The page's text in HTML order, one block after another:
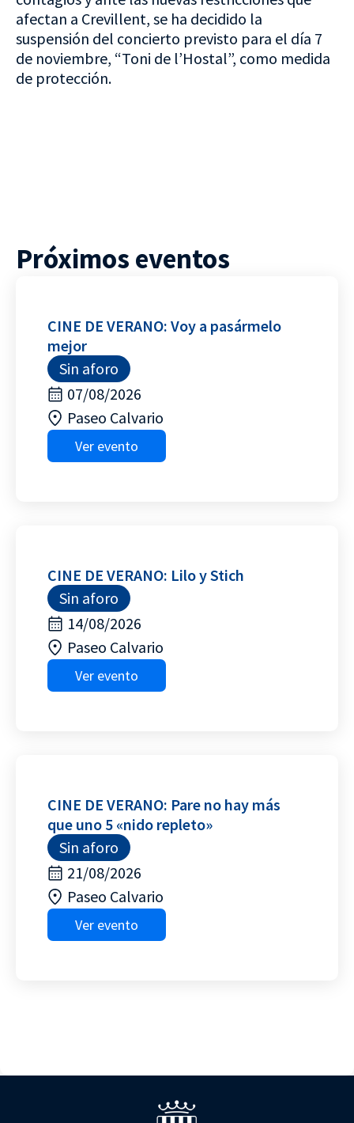
afectan a Crevillent, se ha decidido la
suspensión del concierto previsto para el día 7
de noviembre, “Toni de l’Hostal”, como medida
de protección.
Próximos eventos
CINE DE VERANO: Voy a pasármelo
mejor
Sin aforo
07/08/2026
Paseo Calvario
Ver evento
CINE DE VERANO: Lilo y Stich
Sin aforo
14/08/2026
Paseo Calvario
Ver evento
CINE DE VERANO: Pare no hay más
que uno 5 «nido repleto»
Sin aforo
21/08/2026
Paseo Calvario
Ver evento